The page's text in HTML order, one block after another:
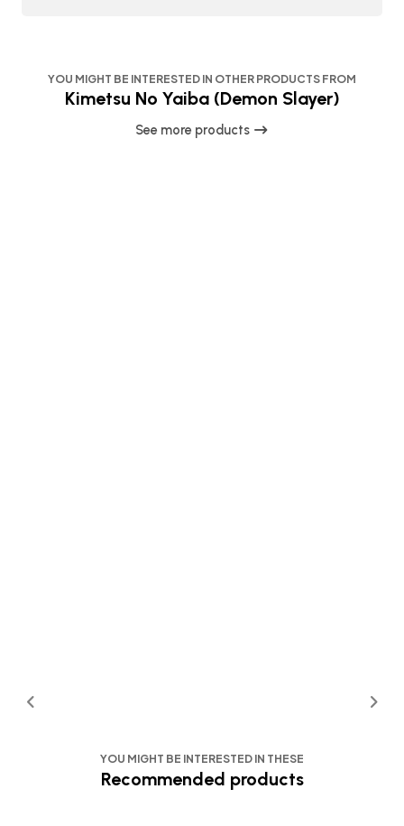
YOU MIGHT BE INTERESTED IN OTHER PRODUCTS FROM
Kimetsu No Yaiba (Demon Slayer)
See more products
YOU MIGHT BE INTERESTED IN THESE
Recommended products